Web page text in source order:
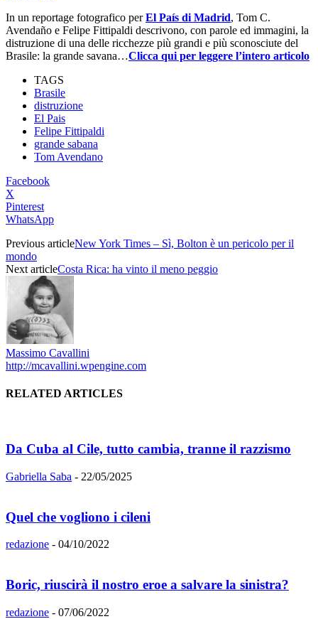
In un reportage fotografico perEl País di Madrid, Tom C.
Avendaño e Felipe Fittipaldi descrivono, con parole ed immagini, la
distruzione di una delle ricchezze più grandi e più sconosciute del
Brasile: la grande savana…Clicca qui per leggere l’intero articolo
TAGS
Brasile
distruzione
El Pais
Felipe Fittipaldi
grande sabana
Tom Avendano
Facebook
X
Pinterest
WhatsApp
Previous articleNew York Times – Sì, Bolton è un pericolo per il
mondo
Next articleCosta Rica: ha vinto il meno peggio
Massimo Cavallini
http://mcavallini.wpengine.com
RELATED ARTICLES
Da Cuba al Cile, tutto cambia, tranne il razzismo
Gabriella Saba - 22/05/2025
Quel che vogliono i cileni
redazione - 04/10/2022
Boric, riuscirà il nostro eroe a salvare la sinistra?
redazione - 07/06/2022